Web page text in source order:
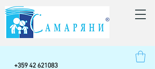
+359 42 621083